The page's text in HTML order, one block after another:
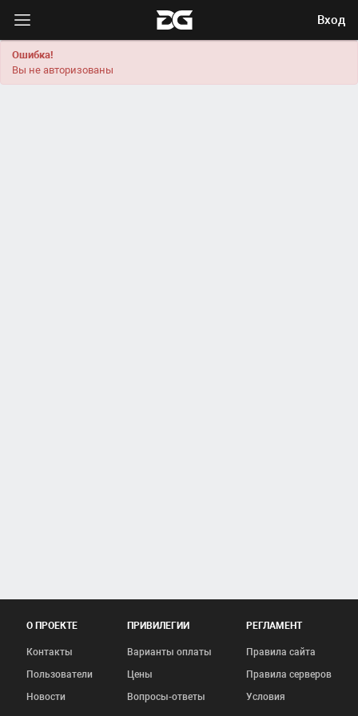
Вход
Ошибка!
Вы не авторизованы
О ПРОЕКТЕ
Контакты
Пользователи
Новости
ПРИВИЛЕГИИ
Варианты оплаты
Цены
Вопросы-ответы
РЕГЛАМЕНТ
Правила сайта
Правила серверов
Условия